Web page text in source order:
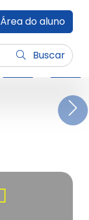
Área do aluno
Buscar